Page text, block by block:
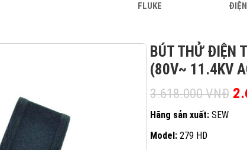
FLUKE
BÚT THỬ ĐIỆN
(80V~ 11.4KV
3.618.000VNĐ
Hãng sản xuất: SEW
Model: 279 HD